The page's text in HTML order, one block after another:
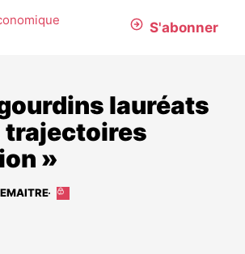
S'abonner
lauréats
trajectoires
»
Cet